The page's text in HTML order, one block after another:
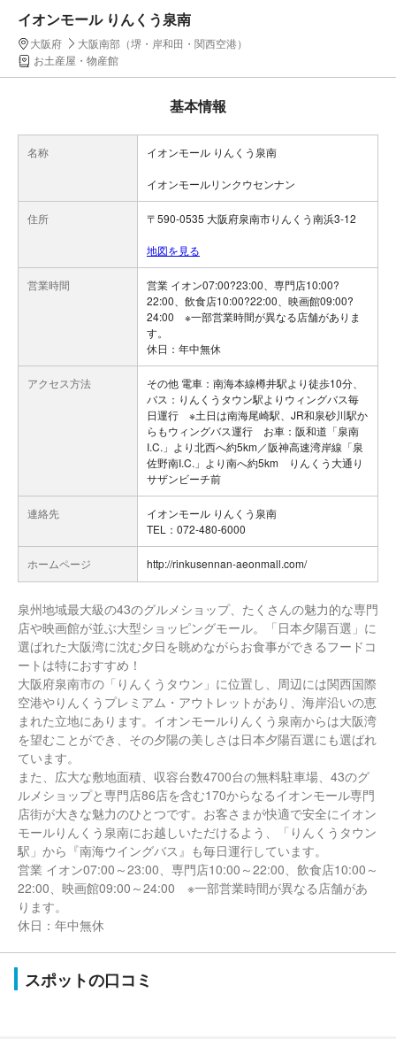
イオンモール りんくう泉南
大阪府
大阪南部（堺・岸和田・関西空港）
お土産屋・物産館
基本情報
名称 イオンモール りんくう泉南
イオンモールリンクウセンナン
住所 〒590-0535 大阪府泉南市りんくう南浜3-12
地図を見る
営業時間
営業 イオン07:00?23:00、専門店10:00?
22:00、飲食店10:00?22:00、映画館09:00?
24:00 ※一部営業時間が異なる店舗がありま
す。
休日：年中無休
アクセス方法
その他 電車：南海本線樽井駅より徒歩10分、
バス：りんくうタウン駅よりウィングバス毎
日運行 ※土日は南海尾崎駅、JR和泉砂川駅か
らもウィングバス運行 お車：阪和道「泉南
I.C.」より北西へ約5km／阪神高速湾岸線「泉
佐野南I.C.」より南へ約5km りんくう大通り
サザンビーチ前
連絡先
イオンモール りんくう泉南
TEL：072-480-6000
ホームページ http://rinkusennan-aeonmall.com/
泉州地域最大級の43のグルメショップ、たくさんの魅力的な専門
店や映画館が並ぶ大型ショッピングモール。「日本夕陽百選」に
選ばれた大阪湾に沈む夕日を眺めながらお食事ができるフードコ
ートは特におすすめ！
大阪府泉南市の「りんくうタウン」に位置し、周辺には関西国際
空港やりんくうプレミアム・アウトレットがあり、海岸沿いの恵
まれた立地にあります。イオンモールりんくう泉南からは大阪湾
を望むことができ、その夕陽の美しさは日本夕陽百選にも選ばれ
ています。
また、広大な敷地面積、収容台数4700台の無料駐車場、43のグ
ルメショップと専門店86店を含む170からなるイオンモール専門
店街が大きな魅力のひとつです。お客さまが快適で安全にイオン
モールりんくう泉南にお越しいただけるよう、「りんくうタウン
駅」から『南海ウイングバス』も毎日運行しています。
営業 イオン07:00～23:00、専門店10:00～22:00、飲食店10:00～
22:00、映画館09:00～24:00 ※一部営業時間が異なる店舗があ
ります。
休日：年中無休
スポットの口コミ